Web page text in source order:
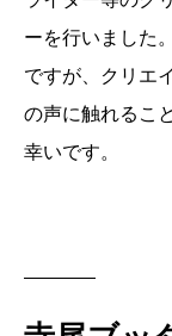
ーを行いました
ですが、クリエ
の声に触れるこ
幸いです。